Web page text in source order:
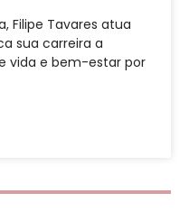
Filipe Tavares atua
sua carreira a
vida e bem-estar por